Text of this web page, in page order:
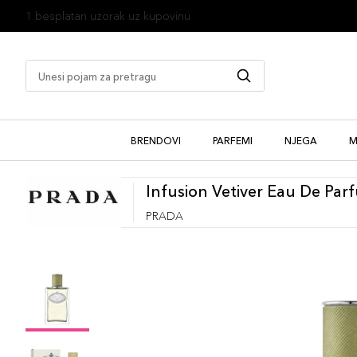
1 besplatan uzorak uz kupovinu
BRENDOVI PARFEMI NJEGA
Infusion Vetiver Eau De
PRADA